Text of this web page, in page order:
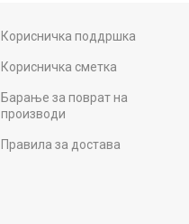
Корисничка поддршка
Корисничка сметка
Барање за поврат на
производи
Правила за достава